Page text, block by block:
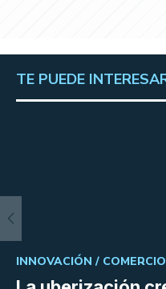
TE PUEDE
INNOVACIÓN /